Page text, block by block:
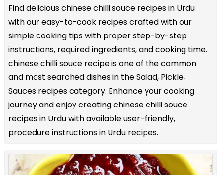
Find delicious chinese chilli souce recipes in Urdu
with our easy-to-cook recipes crafted with our
simple cooking tips with proper step-by-step
instructions, required ingredients, and cooking time.
chinese chilli souce recipe is one of the common
and most searched dishes in the Salad, Pickle,
Sauces recipes category. Enhance your cooking
journey and enjoy creating chinese chilli souce
recipes in Urdu with available user-friendly,
procedure instructions in Urdu recipes.